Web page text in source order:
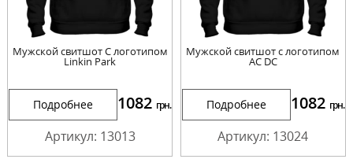
Мужской свитшот С логотипом
Linkin Park
Подробнее 1082 грн.
Артикул: 13013
Мужской свитшот с логотипом
AC DC
Подробнее 1082 грн.
Артикул: 13024